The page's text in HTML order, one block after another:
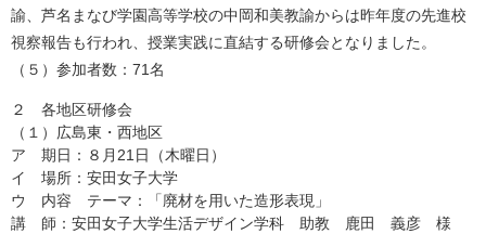
諭、芦名まなび学園高等学校の中岡和美教諭からは昨年度の先進校
視察報告も行われ、授業実践に直結する研修会となりました。
（５）参加者数：71名
２ 各地区研修会
（１）広島東・西地区
ア 期日：８月21日（木曜日）
イ 場所：安田女子大学
ウ 内容 テーマ：「廃材を用いた造形表現」
講 師：安田女子大学生活デザイン学科 助教 鹿田 義彦 様